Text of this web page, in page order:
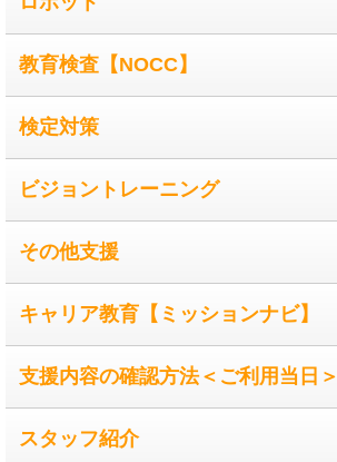
教育検査【NOCC】
検定対策
ビジョントレーニング
その他支援
キャリア教育【ミッションナビ】
支援内容の確認方法＜ご利用当日＞
スタッフ紹介